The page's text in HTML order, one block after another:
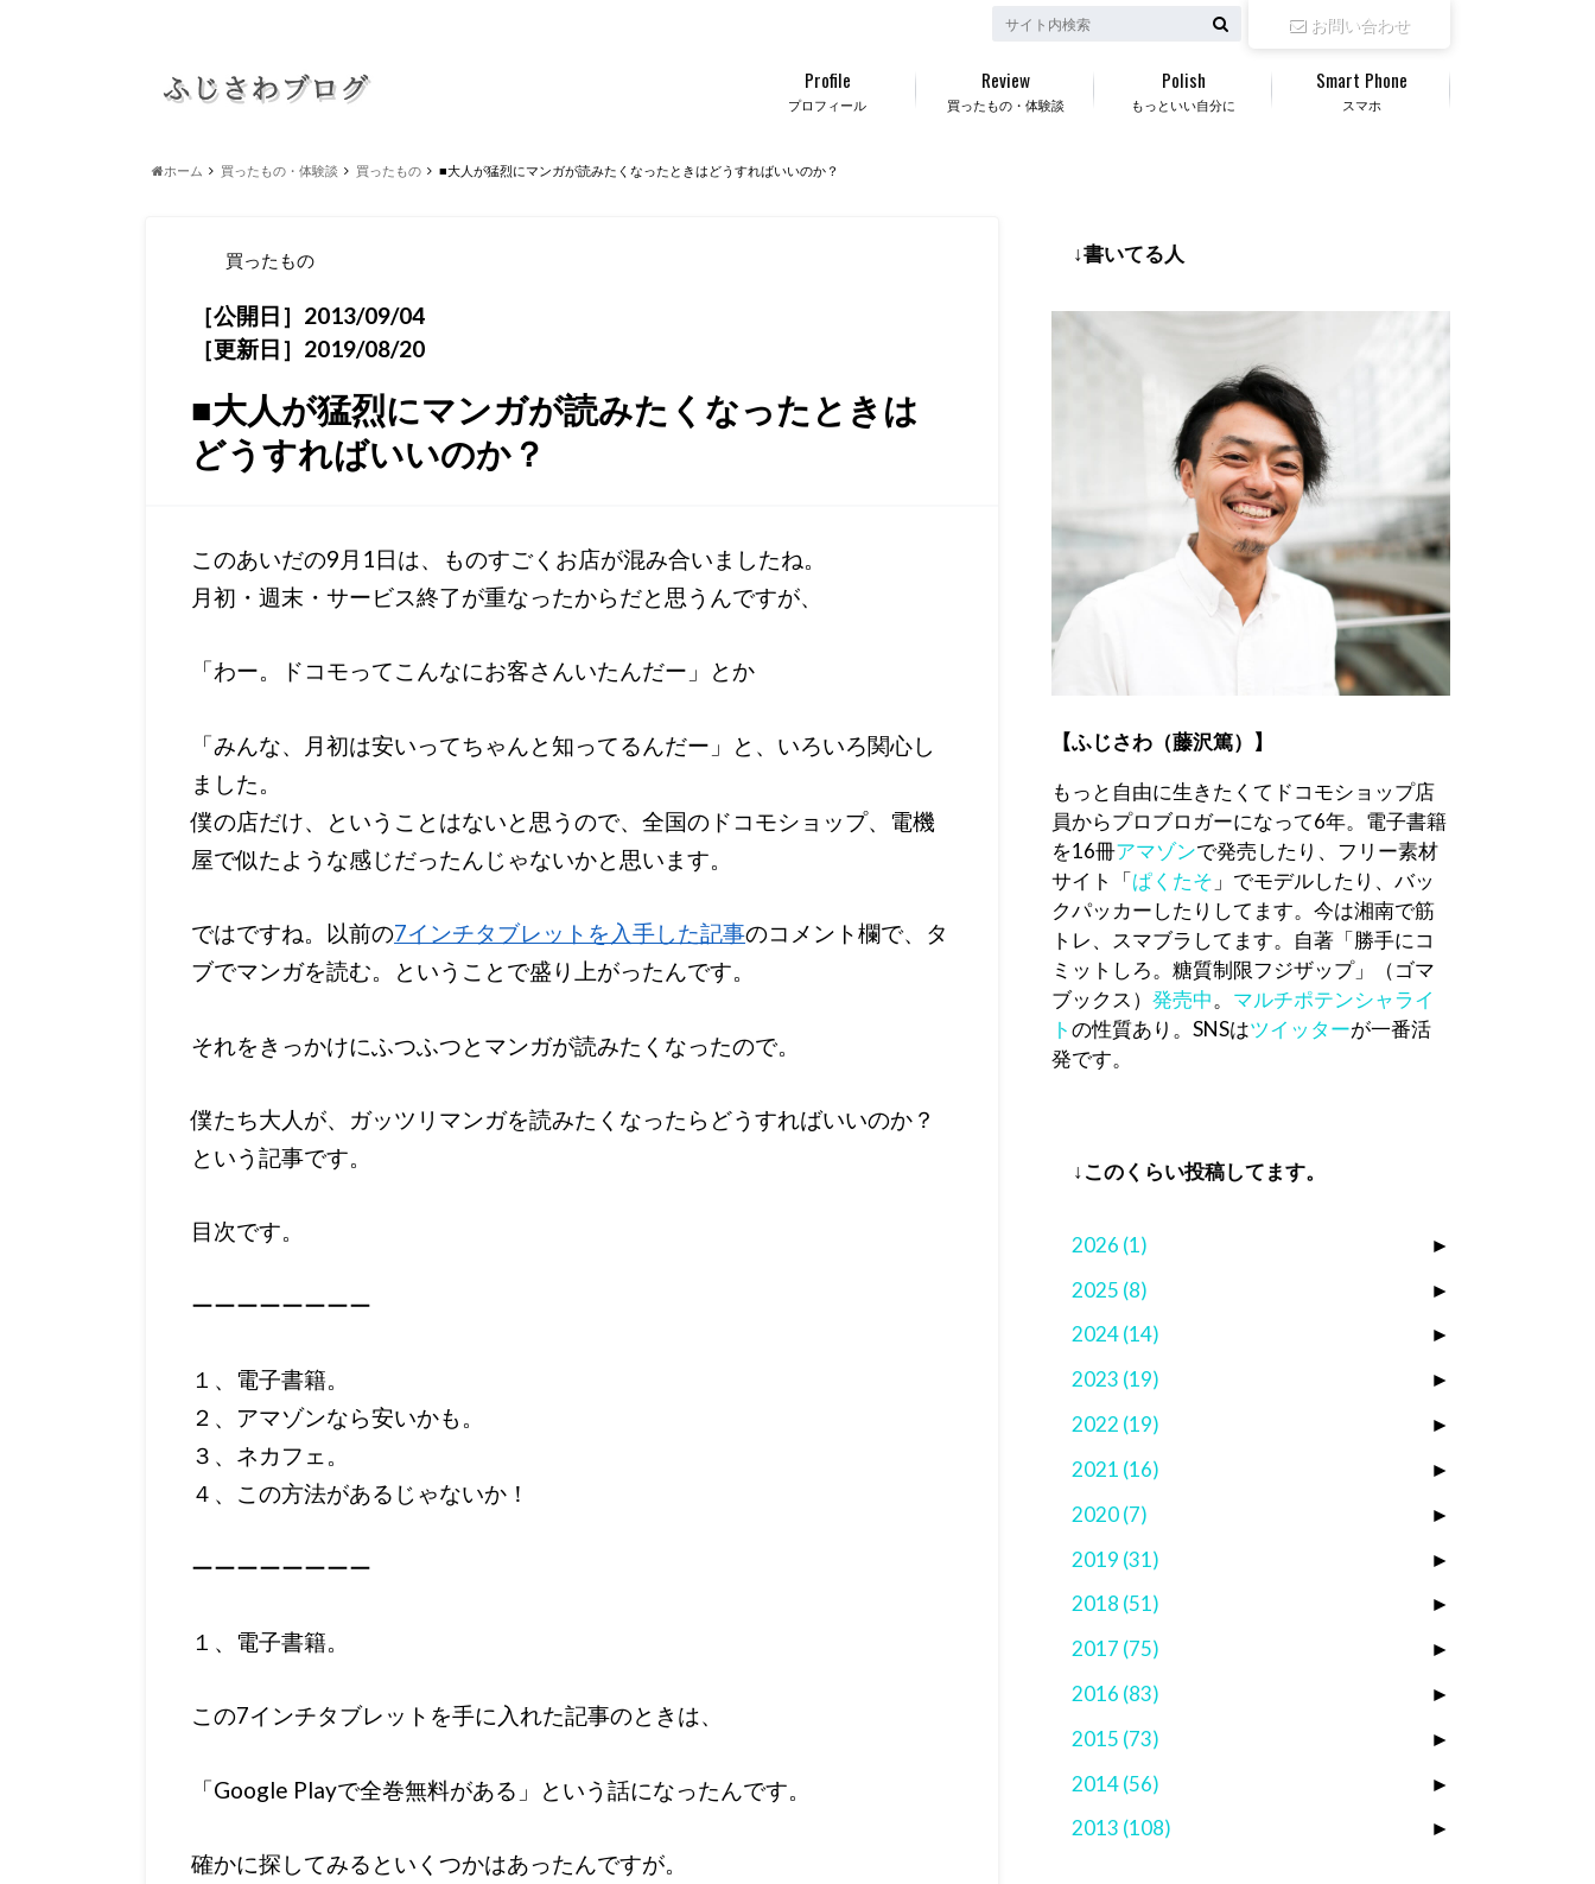
お問い合わせ
プロフィール
Profile
買ったもの・体験談
Review
もっといい自分に
Polish
スマホ
Smart Phone
ホーム 買ったもの・体験談 買ったもの ■大人が猛烈にマンガが読みたくなったときはどうすればいいのか？
買ったもの
［公開日］2013/09/04
［更新日］2019/08/20
■大人が猛烈にマンガが読みたくなったときは
どうすればいいのか？
このあいだの9月1日は、ものすごくお店が混み合いましたね。
月初・週末・サービス終了が重なったからだと思うんですが、
「わー。ドコモってこんなにお客さんいたんだー」とか
「みんな、月初は安いってちゃんと知ってるんだー」と、いろいろ関心し
ました。
僕の店だけ、ということはないと思うので、全国のドコモショップ、電機
屋で似たような感じだったんじゃないかと思います。
ではですね。以前の7インチタブレットを入手した記事のコメント欄で、タ
ブでマンガを読む。ということで盛り上がったんです。
それをきっかけにふつふつとマンガが読みたくなったので。
僕たち大人が、ガッツリマンガを読みたくなったらどうすればいいのか？
という記事です。
目次です。
ーーーーーーーー
１、電子書籍。
２、アマゾンなら安いかも。
３、ネカフェ。
４、この方法があるじゃないか！
ーーーーーーーー
１、電子書籍。
この7インチタブレットを手に入れた記事のときは、
「Google Playで全巻無料がある」という話になったんです。
確かに探してみるといくつかはあったんですが。
↓書いてる人
【ふじさわ（藤沢篤）】
もっと自由に生きたくてドコモショップ店
員からプロブロガーになって6年。電子書籍
を16冊アマゾンで発売したり、フリー素材
サイト「ぱくたそ 」でモデルしたり、バッ
クパッカーしたりしてます。今は湘南で筋
トレ、スマブラしてます。自著「勝手にコ
ミットしろ。糖質制限フジザップ」（ゴマ
ブックス） 発売中。 マルチポテンシャライ
トの性質あり。SNSはツイッターが一番活
発です。
↓このくらい投稿してます。
►
2026 (1)
►
2025 (8)
►
2024(14)
►
2023 (19)
►
2022 (19)
►
2021 (16)
►
2020(7)
►
2019 (31)
►
2018 (51)
►
2017 (75)
►
2016 (83)
►
2015 (73)
►
2014(56)
►
2013 (108)